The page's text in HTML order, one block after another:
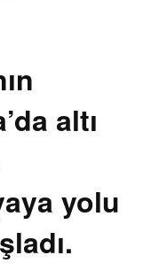
altı
yolu